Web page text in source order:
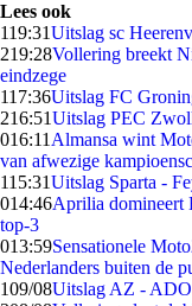
Lees ook
119:31Uitslag sc
219:28Vollering breekt
eindzege
117:36Uitslag FC
216:51Uitslag PEC
016:11 Almansa wint
van afwezige
115:31Uitslag Sparta -
014:46Aprilia domineert
top-3
013:59Sensationele
Nederlanders buiten de
109/08Uitslag AZ -